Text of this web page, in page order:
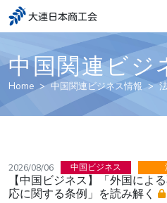
大連日本商工会
中国関連ビジ
Home 中国関連ビジネス情報
2026/08/06 中国ビジネス
【中国ビジネス】「外国によ
応に関する条例」を読み解く